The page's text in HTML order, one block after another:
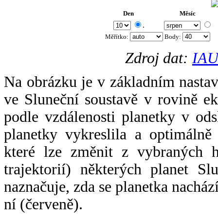
Den Měsíc
.
Měřítko: Body:
Zdroj dat:
Na obrázku je v základním
ve Sluneční soustavě v rovině
podle vzdálenosti planetky v
planetky vykreslila a
které lze změnit z vybraných
trajektorií) některých planet
naznačuje, zda se planetka
ní (červeně).